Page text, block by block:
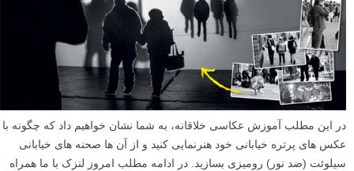
در این مطلب آموزش عکاسی خلاقانه، به شما نشان خواهیم داد که چگونه با
عکس های پرتره خیابانی خود هنرنمایی کنید و از آن ها صحنه های خیابانی
سیلوئت (ضد نور) رومیزی بسازید. در ادامه مطلب امروز لنزک با ما همراه